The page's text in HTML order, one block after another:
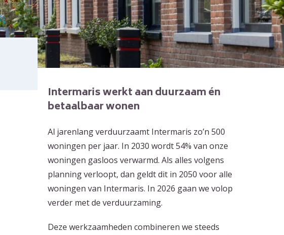
Intermaris werkt aan duurzaam én
betaalbaar wonen
Al jarenlang verduurzaamt Intermaris zo’n 500
woningen per jaar. In 2030 wordt 54% van onze
woningen gasloos verwarmd. Als alles volgens
planning verloopt, dan geldt dit in 2050 voor alle
woningen van Intermaris. In 2026 gaan we volop
verder met de verduurzaming.
Deze werkzaamheden combineren we steeds